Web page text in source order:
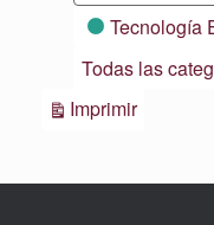
Tecnología
Todas las
ImprimirVistas